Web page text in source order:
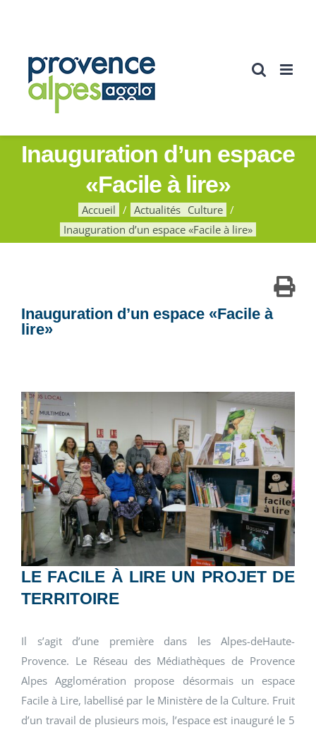
Inauguration d’un espace
«Facile à lire»
Accueil Actualités Culture
Inauguration d’un espace «Facile à lire»
Inauguration d’un espace «Facile à
lire»
LE FACILE À LIRE UN PROJET DE
TERRITOIRE
Il s’agit d’une première dans les Alpes-deHaute-
Provence. Le Réseau des Médiathèques de Provence
Alpes Agglomération propose désormais un espace
Facile à Lire, labellisé par le Ministère de la Culture. Fruit
d’un travail de plusieurs mois, l’espace est inauguré le 5